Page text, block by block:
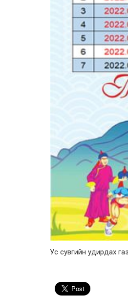
Ус сувгийн удирдах